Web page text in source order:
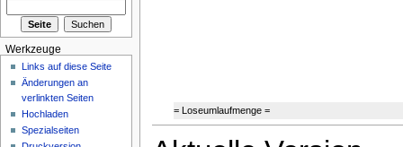
= Loseumlaufmenge =
Werkzeuge
Links auf diese Seite
Änderungen an
verlinkten Seiten
Hochladen
Spezialseiten